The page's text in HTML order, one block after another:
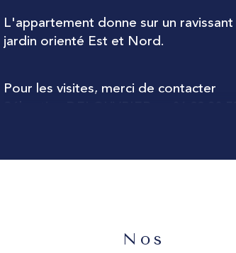
L'appartement donne sur un ravissant
jardin orienté Est et Nord.
Pour les visites, merci de contacter
exposé sont disponibles sur le site Géorisques
Nos